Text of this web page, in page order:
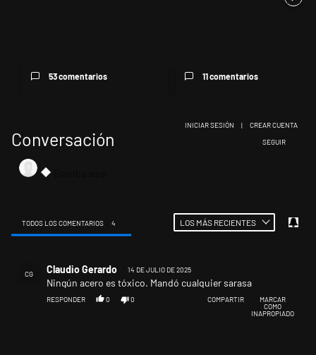
53 comentarios 11 comentarios
Conversación SIGA ESTA
SEGUIR
INICIAR SESIÓN | CREAR CUENTA
TODOS LOS COMENTARIOS 4 LOS MÁS RECIENTES
CG Claudio Gerardo 14 DE JULIO DE 2025
Ningún acero es tóxico. Mandó cualquier sarasa
RESPONDER 0 0 COMPARTIR
MARCAR
COMO
INAPROPIADO